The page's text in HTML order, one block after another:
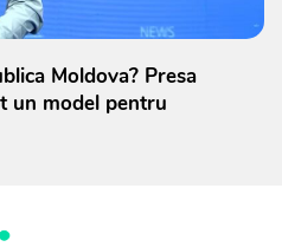
Moldova? Presa
un model pentru